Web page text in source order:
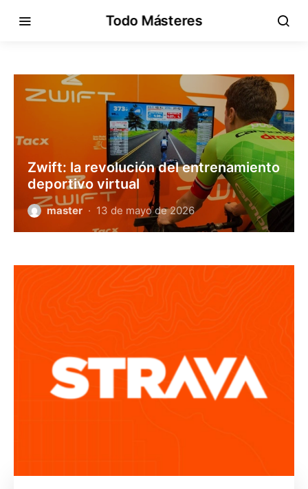
Todo Másteres
Zwift: la revolución del entrenamiento
deportivo virtual
master 13 de mayo de 2026